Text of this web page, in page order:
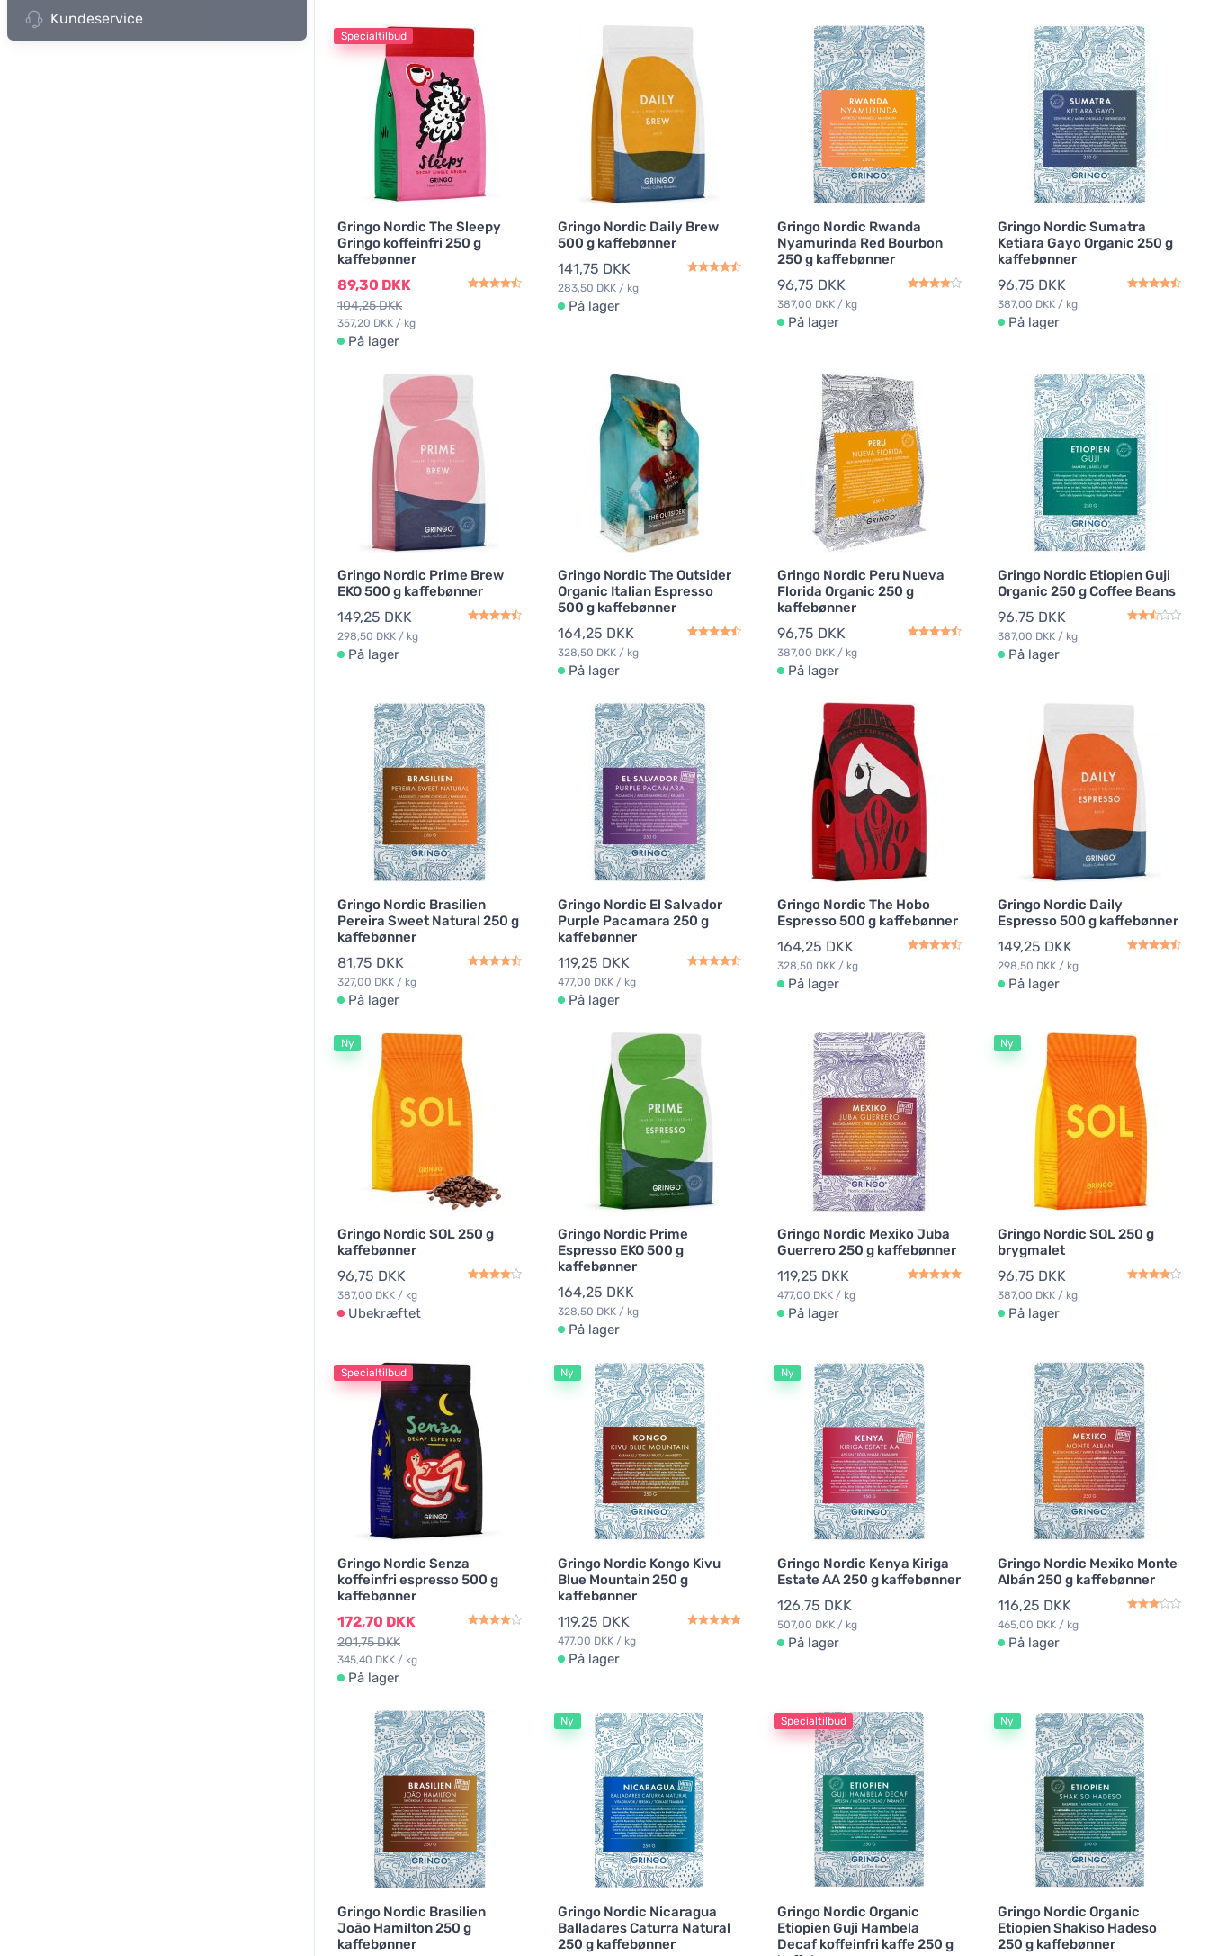
Kundeservice
Specialtilbud
Gringo Nordic The Sleepy
Gringo koffeinfri 250 g
kaffebønner
89,30 DKK
104,25 DKK
357,20 DKK / kg
På lager
Gringo Nordic Daily Brew
500 g kaffebønner
141,75 DKK
283,50 DKK / kg
På lager
Gringo Nordic Rwanda
Nyamurinda Red Bourbon
250 g kaffebønner
96,75 DKK
387,00 DKK / kg
På lager
Gringo Nordic Sumatra
Ketiara Gayo Organic 250 g
kaffebønner
96,75 DKK
387,00 DKK / kg
På lager
Gringo Nordic Prime Brew
EKO 500 g kaffebønner
149,25 DKK
298,50 DKK / kg
På lager
Gringo Nordic The Outsider
Organic Italian Espresso
500 g kaffebønner
164,25 DKK
328,50 DKK / kg
På lager
Gringo Nordic Peru Nueva
Florida Organic 250 g
kaffebønner
96,75 DKK
387,00 DKK / kg
På lager
Gringo Nordic Etiopien Guji
Organic 250 g Coffee Beans
96,75 DKK
387,00 DKK / kg
På lager
Gringo Nordic Brasilien
Pereira Sweet Natural 250 g
kaffebønner
81,75 DKK
327,00 DKK / kg
På lager
Gringo Nordic El Salvador
Purple Pacamara 250 g
kaffebønner
119,25 DKK
477,00 DKK / kg
På lager
Gringo Nordic The Hobo
Espresso 500 g kaffebønner
164,25 DKK
328,50 DKK / kg
På lager
Gringo Nordic Daily
Espresso 500 g kaffebønner
149,25 DKK
298,50 DKK / kg
På lager
Ny
Gringo Nordic SOL 250 g
kaffebønner
96,75 DKK
387,00 DKK / kg
Ubekræftet
Gringo Nordic Prime
Espresso EKO 500 g
kaffebønner
164,25 DKK
328,50 DKK / kg
På lager
Gringo Nordic Mexiko Juba
Guerrero 250 g kaffebønner
119,25 DKK
477,00 DKK / kg
På lager
Ny
Gringo Nordic SOL 250 g
brygmalet
96,75 DKK
387,00 DKK / kg
På lager
Specialtilbud
Gringo Nordic Senza
koffeinfri espresso 500 g
kaffebønner
172,70 DKK
201,75 DKK
345,40 DKK / kg
På lager
Ny
Gringo Nordic Kongo Kivu
Blue Mountain 250 g
kaffebønner
119,25 DKK
477,00 DKK / kg
På lager
Ny
Gringo Nordic Kenya Kiriga
Estate AA 250 g kaffebønner
126,75 DKK
507,00 DKK / kg
På lager
Gringo Nordic Mexiko Monte
Albán 250 g kaffebønner
116,25 DKK
465,00 DKK / kg
På lager
Gringo Nordic Brasilien
João Hamilton 250 g
kaffebønner
Ny
Gringo Nordic Nicaragua
Balladares Caturra Natural
250 g kaffebønner
Specialtilbud
Gringo Nordic Organic
Etiopien Guji Hambela
Decaf koffeinfri kaffe 250 g
Ny
Gringo Nordic Organic
Etiopien Shakiso Hadeso
250 g kaffebønner